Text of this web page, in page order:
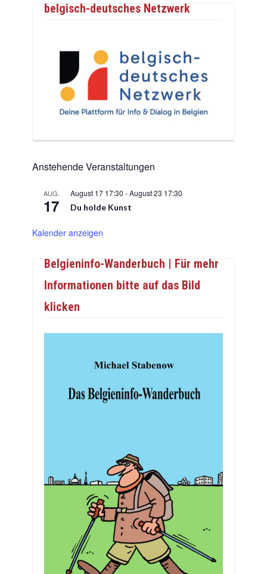
belgisch-deutsches Netzwerk
Anstehende Veranstaltungen
AUG.
17
August 17 17:30 -August 23 17:30
Du holde Kunst
Kalender anzeigen
Belgieninfo-Wanderbuch | Für mehr
Informationen bitte auf das Bild
klicken